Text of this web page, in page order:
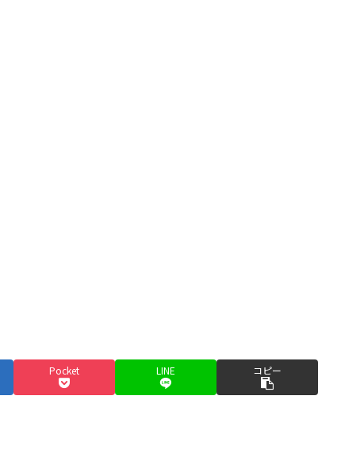
Pocket LINE コピー